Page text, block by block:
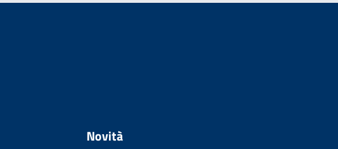
Novità